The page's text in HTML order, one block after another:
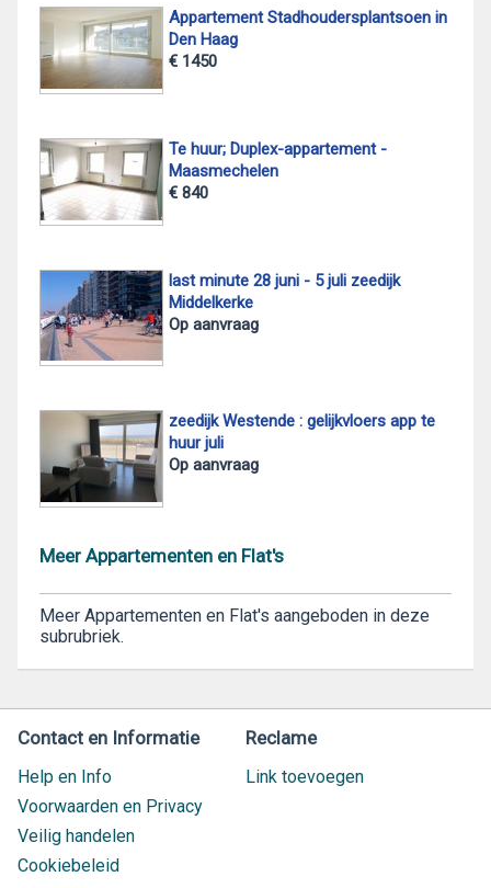
Appartement Stadhoudersplantsoen in
Den Haag
€ 1450
Te huur; Duplex-appartement -
Maasmechelen
€ 840
last minute 28 juni - 5 juli zeedijk
Middelkerke
Op aanvraag
zeedijk Westende : gelijkvloers app te
huur juli
Op aanvraag
Meer Appartementen en Flat's
Meer Appartementen en Flat's aangeboden in deze
subrubriek.
Contact en Informatie
Help en Info
Voorwaarden en Privacy
Veilig handelen
Cookiebeleid
Reclame
Link toevoegen